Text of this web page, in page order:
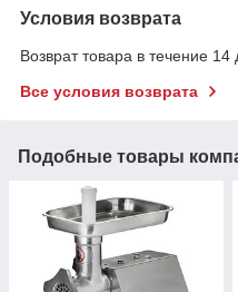
Условия возврата
Возврат товара в течение
Все условия возврата
Подобные товары